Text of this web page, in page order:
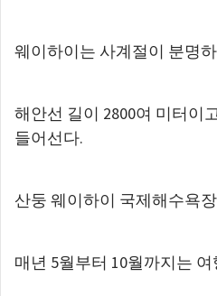
웨이하이는 사계절이 분명
해안선 길이 2800여 미터이
들어선다.
산둥 웨이하이 국제해수욕
매년 5월부터 10월까지는